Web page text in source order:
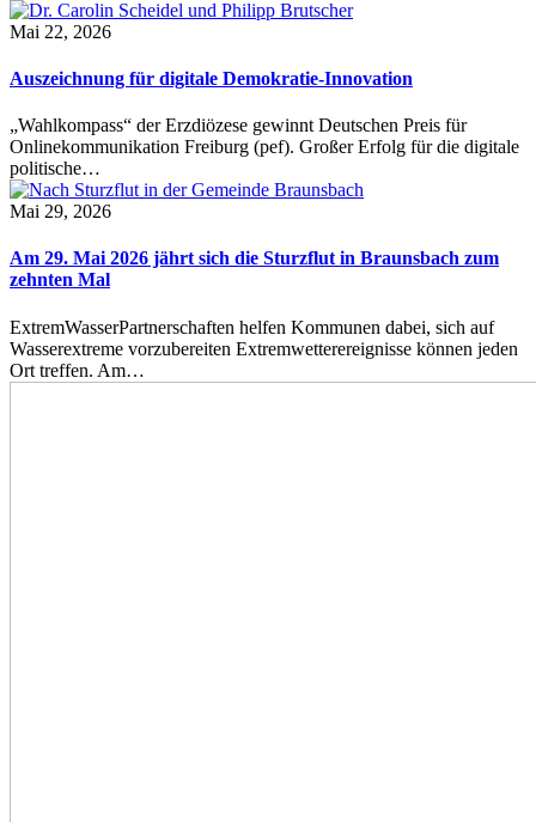
Mai 22, 2026
Auszeichnung für digitale Demokratie-Innovation
„Wahlkompass“ der Erzdiözese gewinnt Deutschen Preis für
Onlinekommunikation Freiburg (pef). Großer Erfolg für die digitale
politische…
Mai 29, 2026
Am 29. Mai 2026 jährt sich die Sturzflut in Braunsbach zum
zehnten Mal
ExtremWasserPartnerschaften helfen Kommunen dabei, sich auf
Wasserextreme vorzubereiten Extremwetterereignisse können jeden
Ort treffen. Am…